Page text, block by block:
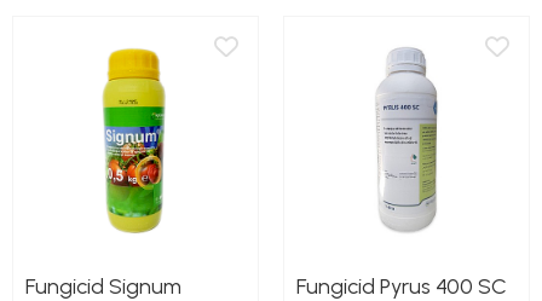
Fungicid Signum Fungicid Pyrus 400 SC